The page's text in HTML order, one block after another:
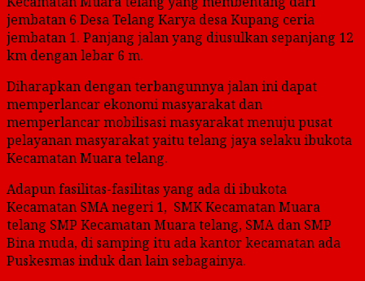
jembatan 6 Desa Telang Karya desa Kupang ceria
jembatan 1. Panjang jalan yang diusulkan sepanjang 12
km dengan lebar 6 m.
Diharapkan dengan terbangunnya jalan ini dapat
memperlancar ekonomi masyarakat dan
memperlancar mobilisasi masyarakat menuju pusat
pelayanan masyarakat yaitu telang jaya selaku ibukota
Kecamatan Muara telang.
Adapun fasilitas-fasilitas yang ada di ibukota
Kecamatan SMA negeri 1, SMK Kecamatan Muara
telang SMP Kecamatan Muara telang, SMA dan SMP
Bina muda, di samping itu ada kantor kecamatan ada
Puskesmas induk dan lain sebagainya.